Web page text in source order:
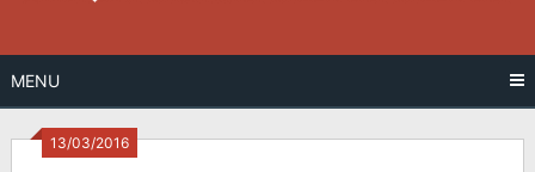
MENU
13/03/2016